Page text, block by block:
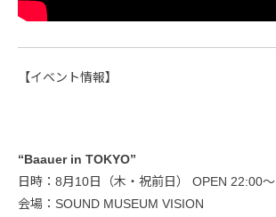
【イベント情報】
“Baauer in TOKYO”
日時：8月10日（木・祝前日） OPEN 22:00〜
会場：SOUND MUSEUM VISION